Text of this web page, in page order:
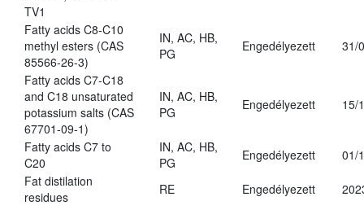
TV1
Fatty acids C8-C10
methyl esters (CAS
85566-26-3)
IN, AC, HB,
PG
Engedélyezett 31/
Fatty acids C7-C18
and C18 unsaturated
potassium salts (CAS
67701-09-1)
IN, AC, HB,
PG
Engedélyezett 15/
Fatty acids C7 to
C20
IN, AC, HB,
PG
Engedélyezett
01/
Fat distilation
residues
RE Engedélyezett